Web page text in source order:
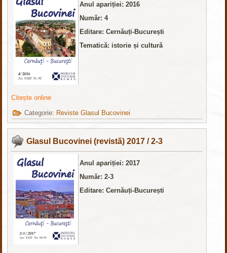
Anul apariției: 2016
Număr: 4
Editare: Cernăuți-București
Tematică: istorie și cultură
Citește online
Categorie: Reviste Glasul Bucovinei
Glasul Bucovinei (revistă) 2017 / 2-3
Anul apariției: 2017
Număr: 2-3
Editare: Cernăuți-București